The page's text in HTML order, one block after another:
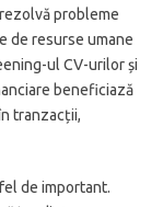
probleme
de resurse umane
ul CV-urilor și
beneficiază
tranzacții,
de important.